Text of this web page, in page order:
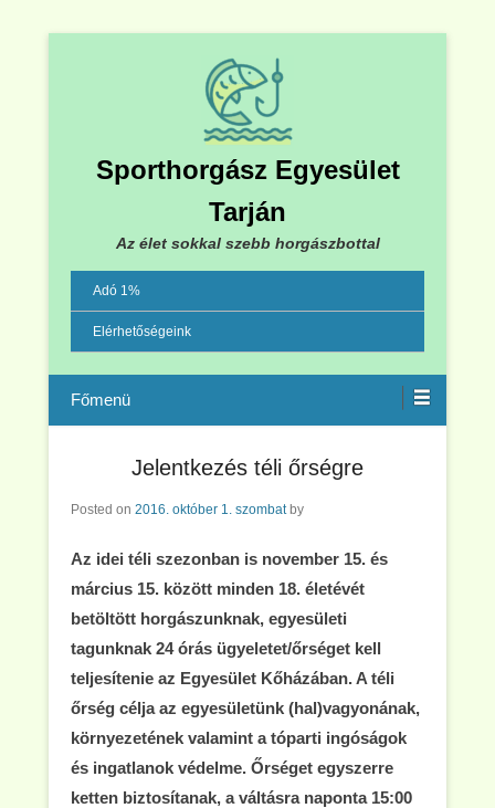
Sporthorgász Egyesület
Tarján
Az élet sokkal szebb horgászbottal
Adó 1%
Elérhetőségeink
Menu
Jelentkezés téli őrségre
Posted on 2016. október 1. szombatby
Az idei téli szezonban is november 15. és
március 15. között minden 18. életévét
betöltött horgászunknak, egyesületi
tagunknak 24 órás ügyeletet/őrséget kell
teljesítenie az Egyesület Kőházában. A téli
őrség célja az egyesületünk (hal)vagyonának,
környezetének valamint a tóparti ingóságok
és ingatlanok védelme. Őrséget egyszerre
ketten biztosítanak, a váltásra naponta 15:00